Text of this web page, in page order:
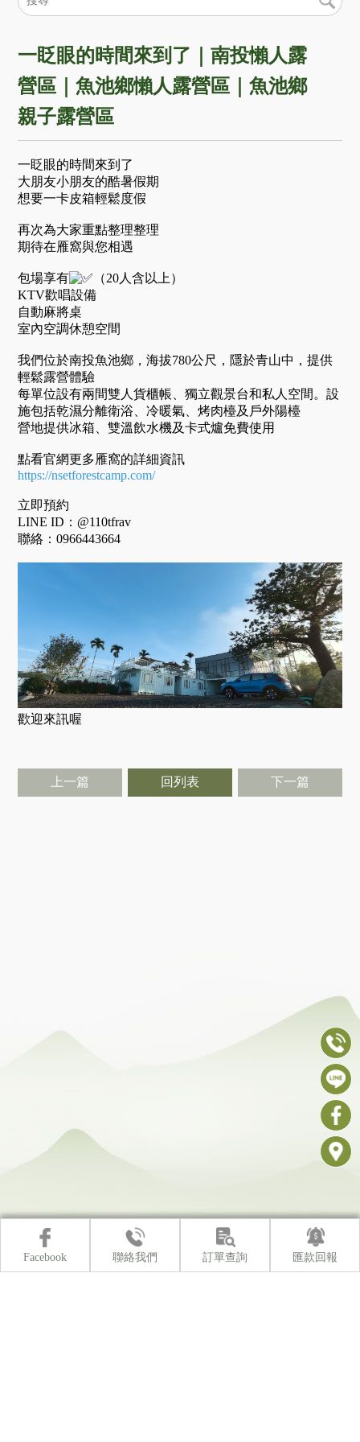
一眨眼的時間來到了｜南投懶人露
營區｜魚池鄉懶人露營區｜魚池鄉
親子露營區
一眨眼的時間來到了
大朋友小朋友的酷暑假期
想要一卡皮箱輕鬆度假
再次為大家重點整理整理
期待在雁窩與您相遇
包場享有
（20人含以上）
KTV歡唱設備
自動麻將桌
室內空調休憩空間
我們位於南投魚池鄉，海拔780公尺，隱於青山中，提供
輕鬆露營體驗
每單位設有兩間雙人貨櫃帳、獨立觀景台和私人空間。設
施包括乾濕分離衛浴、冷暖氣、烤肉檯及戶外陽檯
營地提供冰箱、雙溫飲水機及卡式爐免費使用
點看官網更多雁窩的詳細資訊
https://nsetforestcamp.com/
立即預約
LINE ID：@110tfrav
聯絡：0966443664
歡迎來訊喔
上一篇 回列表 下一篇
Facebook 聯絡我們 訂單查詢 匯款回報